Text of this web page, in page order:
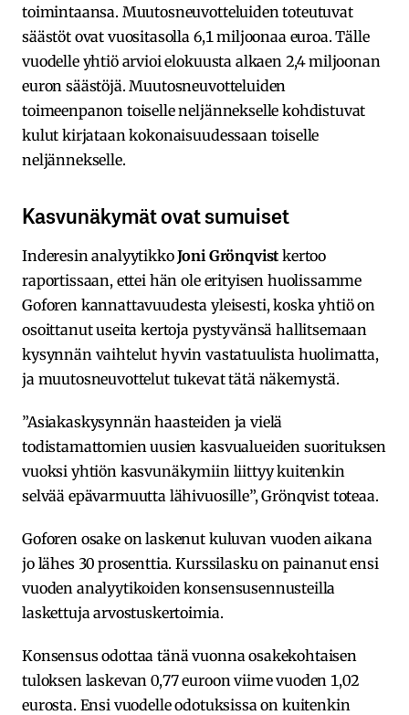
toimintaansa. Muutosneuvotteluiden toteutuvat
säästöt ovat vuositasolla 6,1 miljoonaa euroa. Tälle
vuodelle yhtiö arvioi elokuusta alkaen 2,4 miljoonan
euron säästöjä. Muutosneuvotteluiden
toimeenpanon toiselle neljännekselle kohdistuvat
kulut kirjataan kokonaisuudessaan toiselle
neljännekselle.
Kasvunäkymät ovat sumuiset
Inderesin analyytikkoJoni Grönqvistkertoo
raportissaan, ettei hän ole erityisen huolissamme
Goforen kannattavuudesta yleisesti, koska yhtiö on
osoittanut useita kertoja pystyvänsä hallitsemaan
kysynnän vaihtelut hyvin vastatuulista huolimatta,
ja muutosneuvottelut tukevat tätä näkemystä.
”Asiakaskysynnän haasteiden ja vielä
todistamattomien uusien kasvualueiden suorituksen
vuoksi yhtiön kasvunäkymiin liittyy kuitenkin
selvää epävarmuutta lähivuosille”, Grönqvist toteaa.
Goforen osake on laskenut kuluvan vuoden aikana
jo lähes 30 prosenttia. Kurssilasku on painanut ensi
vuoden analyytikoiden konsensusennusteilla
laskettuja arvostuskertoimia.
Konsensus odottaa tänä vuonna osakekohtaisen
tuloksen laskevan 0,77 euroon viime vuoden 1,02
eurosta. Ensi vuodelle odotuksissa on kuitenkin